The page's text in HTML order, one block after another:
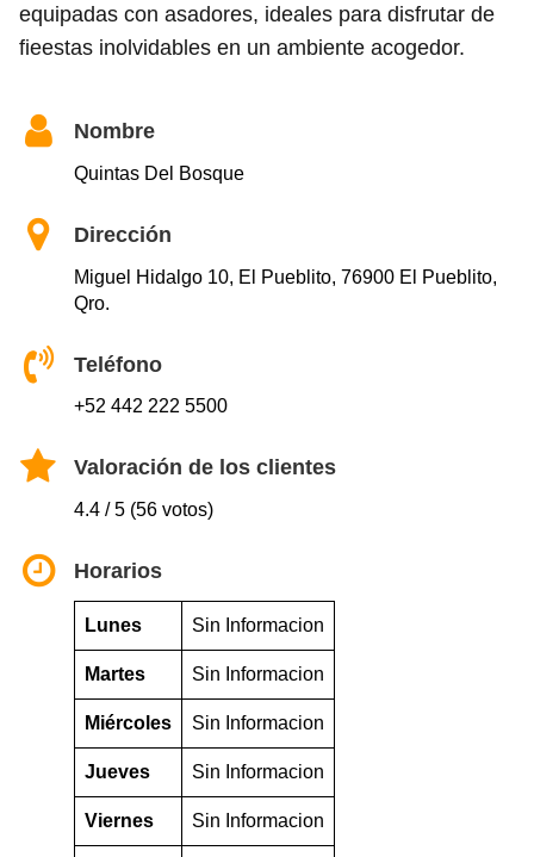
equipadas con asadores, ideales para disfrutar de
fieestas inolvidables en un ambiente acogedor.
Nombre
Quintas Del Bosque
Dirección
Miguel Hidalgo 10, El Pueblito, 76900 El Pueblito,
Qro.
Teléfono
+52 442 222 5500
Valoración de los clientes
4.4 / 5 (56 votos)
Horarios
Lunes Sin Informacion
Martes Sin Informacion
Miércoles Sin Informacion
Jueves Sin Informacion
Viernes Sin Informacion